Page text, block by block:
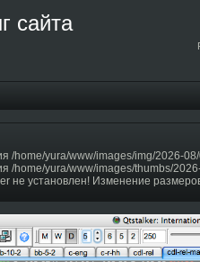
сайта
/home/yura/www/images/img/2026-
/home/yura/www/images/thumbs/
не установлен! Изменение